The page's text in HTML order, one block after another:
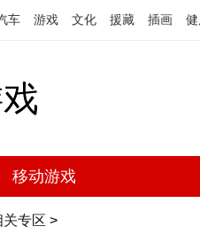
车 游戏 文化 援藏 插画
移动游戏
专区 >